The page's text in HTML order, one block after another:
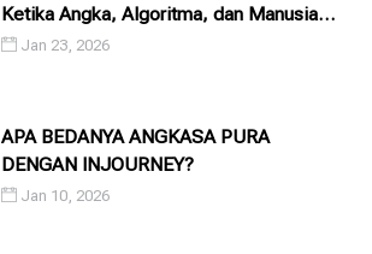
Ketika Angka, Algoritma, dan Manusia
Saling Menatap
Jan 23, 2026
APA BEDANYA ANGKASA PURA
DENGAN INJOURNEY?
Jan 10, 2026